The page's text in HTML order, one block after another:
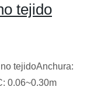
tejido
tejidoAnchura:
0.06~0.30m